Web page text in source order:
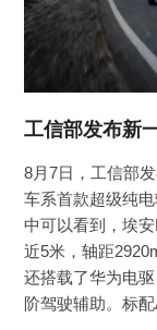
工信部发布新
8月7日，工信部
车系首款超级纯
中可以看到，埃
近5米，轴距
还搭载了华为电
阶驾驶辅助。标配